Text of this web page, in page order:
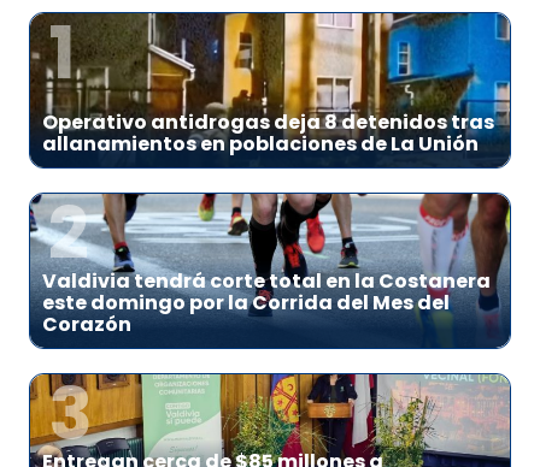
1
Operativo antidrogas deja 8 detenidos tras
allanamientos en poblaciones de La Unión
2
Valdivia tendrá corte total en la Costanera
este domingo por la Corrida del Mes del
Corazón
3
Entregan cerca de $85 millones a